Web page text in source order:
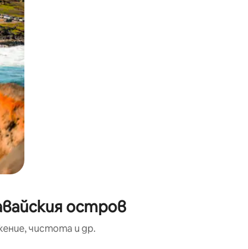
остров
чистота и др.